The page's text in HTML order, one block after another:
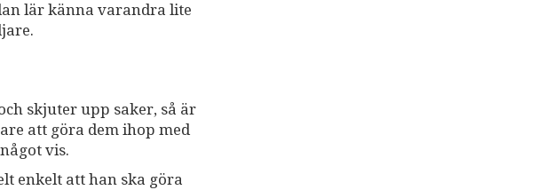
lär känna varandra lite
skjuter upp saker, så är
att göra dem ihop med
vis.
enkelt att han ska göra